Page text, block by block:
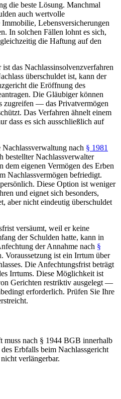
die beste Lösung. Manchmal
auch wertvolle
Lebensversicherungen
In solchen Fällen lohnt es sich,
die Haftung auf den
das Nachlassinsolvenzverfahren
überschuldet ist, kann der
die Eröffnung des
Die Gläubiger können
zugreifen — das Privatvermögen
Das Verfahren ähnelt einem
dass es sich ausschließlich auf
nach § 1981
bestellter Nachlassverwalter
dem eigenen Vermögen des Erben
Nachlassvermögen befriedigt.
Diese Option ist weniger
und eignet sich besonders,
aber nicht eindeutig überschuldet
versäumt, weil er keine
der Schulden hatte, kann in
der Annahme nach §
Voraussetzung ist ein Irrtum über
Die Anfechtungsfrist beträgt
Irrtums. Diese Möglichkeit ist
Gerichten restriktiv ausgelegt —
erforderlich. Prüfen Sie Ihre
muss nach § 1944 BGB innerhalb
Erbfalls beim Nachlassgericht
verlängerbar.